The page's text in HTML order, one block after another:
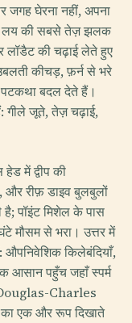
जगह घेरना नहीं, अपना
लय की सबसे तेज़ झलक
लॉडैट की चढ़ाई लेते हुए
कीचड़, फ़र्न से भरे
पटकथा बदल देते हैं।
गीले जूते, तेज़ चढ़ाई,
में द्वीप की
और रीफ़ डाइव बुलबुलों
है; पॉइंट मिशेल के पास
मौसम से भरा। उत्तर में
किलेबंदियाँ,
आसान पहुँच जहाँ स्पर्म
Douglas-Charles
एक और रूप दिखाते